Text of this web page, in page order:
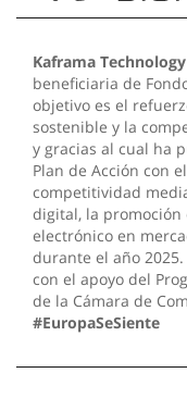
Kaframa Technology
beneficiaria de
objetivo es el
sostenible y la
y gracias al cual ha
Plan de Acción con
competitividad
digital, la promoción
electrónico en
durante el año
con el apoyo del
de la Cámara de
#EuropaSeSiente